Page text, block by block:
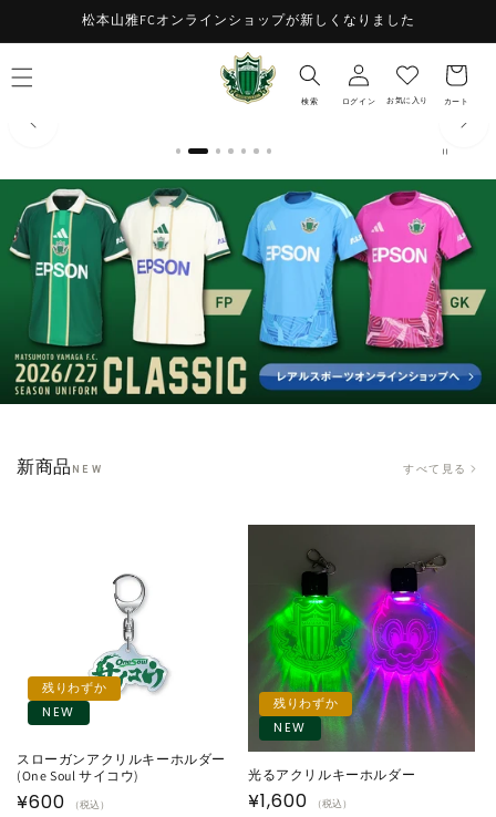
ンツに
進む
松本山雅FCオンラインショップが新しくなりました
検索 ログイン
ロ
グ
イ
お気に入り
お
気
に
入
カート
カ
ー
ト
新商品 NEW すべて見る
残りわずか
NEW
スローガンアクリルキーホルダー
(One Soul サイコウ)
通
¥600 （税込）
残りわずか
NEW
光るアクリルキーホルダー
通
¥1,600 （税込）